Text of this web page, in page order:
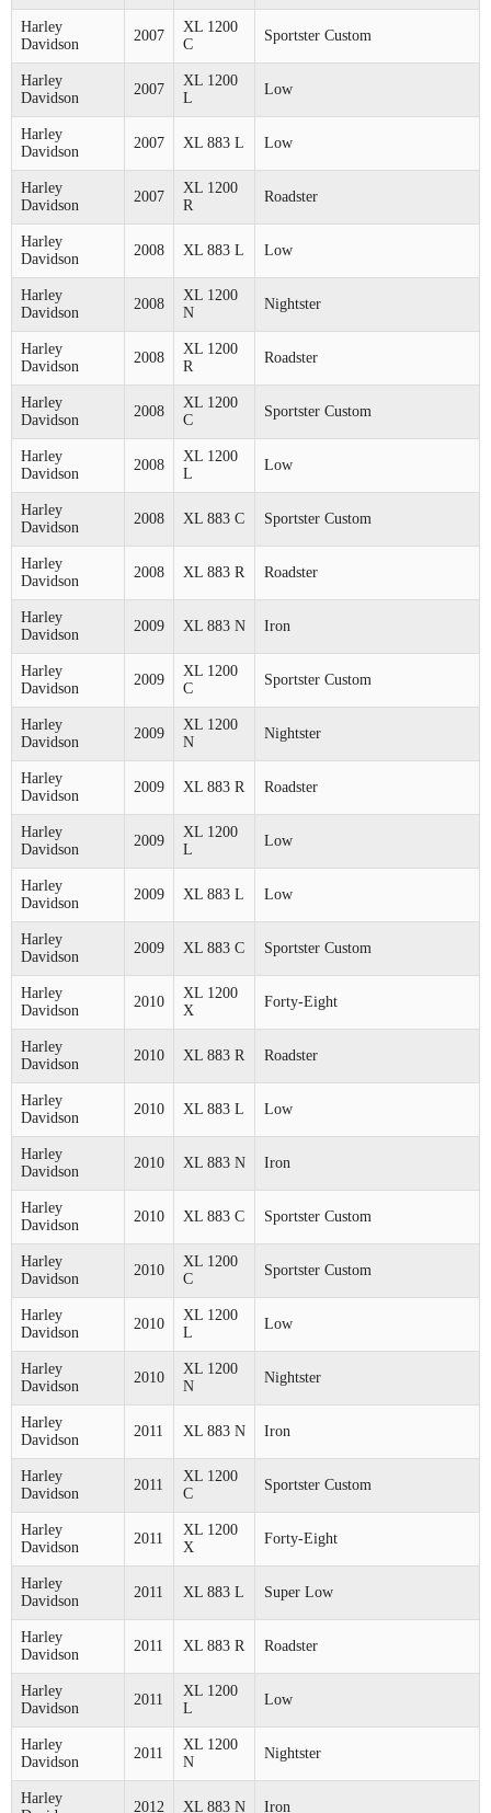
Harley
Davidson
2007
XL 1200
C
Sportster Custom
Harley
Davidson
2007
XL 1200
L
Low
Harley
Davidson
2007 XL 883 L Low
Harley
Davidson
2007
XL 1200
R
Roadster
Harley
Davidson
2008 XL 883 L Low
Harley
Davidson
2008
XL 1200
N
Nightster
Harley
Davidson
2008
XL 1200
R
Roadster
Harley
Davidson
2008
XL 1200
C
Sportster Custom
Harley
Davidson
2008
XL 1200
L
Low
Harley
Davidson
2008 XL 883 C Sportster Custom
Harley
Davidson
2008 XL 883 R Roadster
Harley
Davidson
2009 XL 883 N Iron
Harley
Davidson
2009
XL 1200
C
Sportster Custom
Harley
Davidson
2009
XL 1200
N
Nightster
Harley
Davidson
2009 XL 883 R Roadster
Harley
Davidson
2009
XL 1200
L
Low
Harley
Davidson
2009 XL 883 L Low
Harley
Davidson
2009 XL 883 C Sportster Custom
Harley
Davidson
2010
XL 1200
X
Forty-Eight
Harley
Davidson
2010 XL 883 R Roadster
Harley
Davidson
2010 XL 883 L Low
Harley
Davidson
2010 XL 883 N Iron
Harley
Davidson
2010 XL 883 C Sportster Custom
Harley
Davidson
2010
XL 1200
C
Sportster Custom
Harley
Davidson
2010
XL 1200
L
Low
Harley
Davidson
2010
XL 1200
N
Nightster
Harley
Davidson
2011 XL 883 N Iron
Harley
Davidson
2011
XL 1200
C
Sportster Custom
Harley
Davidson
2011
XL 1200
X
Forty-Eight
Harley
Davidson
2011 XL 883 L Super Low
Harley
Davidson
2011 XL 883 R Roadster
Harley
Davidson
2011
XL 1200
L
Low
Harley
Davidson
2011
XL 1200
N
Nightster
Harley
2012 XL 883 N Iron